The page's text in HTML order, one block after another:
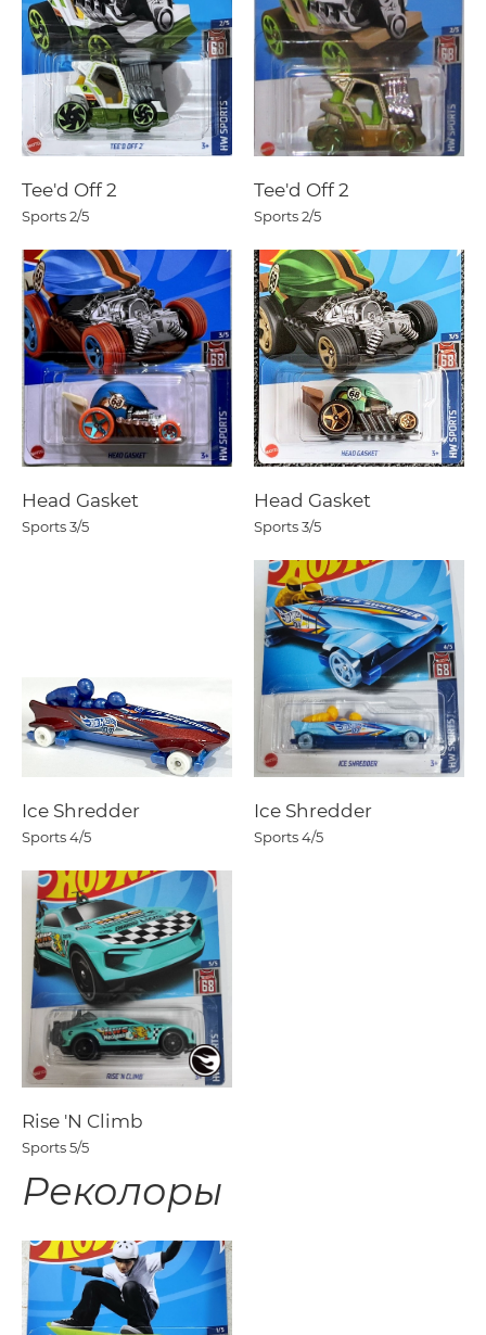
Tee'd Off 2
Sports2/5
Tee'd Off 2
Sports2/5
Head Gasket
Sports3/5
Head Gasket
Sports3/5
Ice Shredder
Sports4/5
Ice Shredder
Sports4/5
Rise 'N Climb
Sports5/5
Реколоры